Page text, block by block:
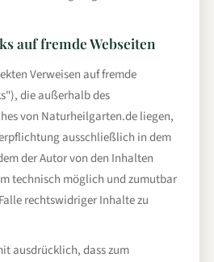
auf fremde Webseiten
Verweisen auf fremde
die außerhalb des
von Naturheilgarten.de liegen,
ausschließlich in dem
der Autor von den Inhalten
technisch möglich und zumutbar
rechtswidriger Inhalte zu
ausdrücklich, dass zum